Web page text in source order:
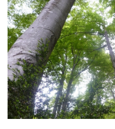
r
d
e
c